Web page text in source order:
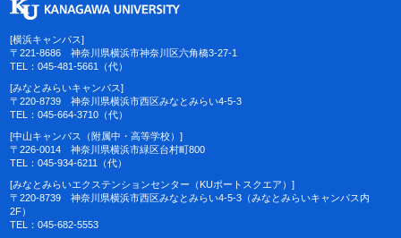
[横浜キャンパス]
〒221-8686 神奈川県横浜市神奈川区六角橋3-27-1
TEL：045-481-5661（代）
[みなとみらいキャンパス]
〒220-8739 神奈川県横浜市西区みなとみらい4-5-3
TEL：045-664-3710（代）
[中山キャンパス（附属中・高等学校）]
〒226-0014 神奈川県横浜市緑区台村町800
TEL：045-934-6211（代）
[みなとみらいエクステンションセンター（KUポートスクエア）]
〒220-8739 神奈川県横浜市西区みなとみらい4-5-3（みなとみらいキャンパス内
2F）
TEL：045-682-5553